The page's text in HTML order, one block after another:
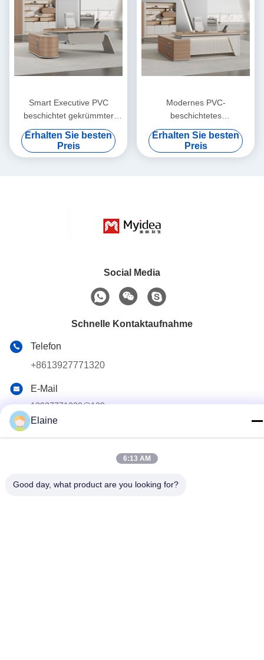
Smart Executive PVC
beschichtet gekrümmter
Schreibtisch mit
Sprachsteuerung Stimmung
Leicht und glatt gestrichenes
Erhalten Sie besten
Preis
Modernes PVC-
beschichtetes
geschwungenes Oberboss-
Schreibtisch mit lackierter
Oberfläche, stimmaktivierte
Erhalten Sie besten
Preis
Social Media
Schnelle Kontaktaufnahme
Telefon
+8613927771320
E-Mail
13927771320@139.com
Adresse
Jiujiang, Bezirk Nanhai, Stadt Foshan, Provinz Guangdong,
Elaine
6:13 AM
Good day, what product are you looking for?